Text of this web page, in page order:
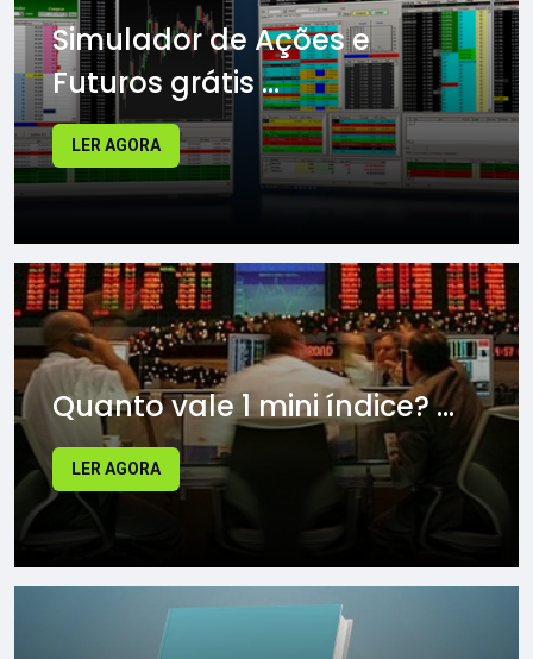
Simulador de Ações e
Futuros grátis ...
LER AGORA
Quanto vale 1 mini índice? ...
LER AGORA